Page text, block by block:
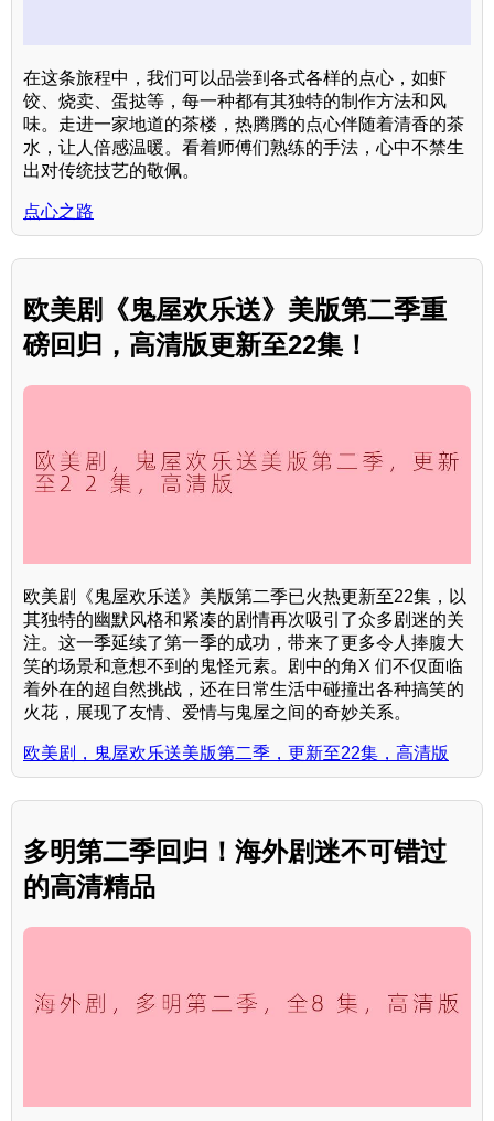
在这条旅程中，我们可以品尝到各式各样的点心，如虾
饺、烧卖、蛋挞等，每一种都有其独特的制作方法和风
味。走进一家地道的茶楼，热腾腾的点心伴随着清香的茶
水，让人倍感温暖。看着师傅们熟练的手法，心中不禁生
出对传统技艺的敬佩。
点心之路
欧美剧《鬼屋欢乐送》美版第二季重
磅回归，高清版更新至22集！
欧美剧《鬼屋欢乐送》美版第二季已火热更新至22集，以
其独特的幽默风格和紧凑的剧情再次吸引了众多剧迷的关
注。这一季延续了第一季的成功，带来了更多令人捧腹大
笑的场景和意想不到的鬼怪元素。剧中的角X 们不仅面临
着外在的超自然挑战，还在日常生活中碰撞出各种搞笑的
火花，展现了友情、爱情与鬼屋之间的奇妙关系。
欧美剧，鬼屋欢乐送美版第二季，更新至22集，高清版
多明第二季回归！海外剧迷不可错过
的高清精品